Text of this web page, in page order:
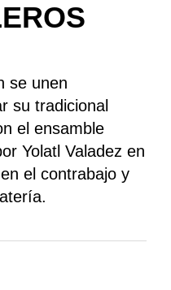
se unen
su tradicional
el ensamble
Yolatl Valadez en
el contrabajo y